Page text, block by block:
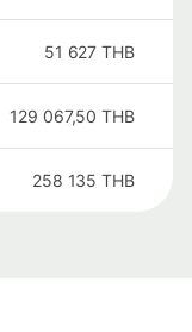
51 627 THB
129 067,50 THB
258 135 THB